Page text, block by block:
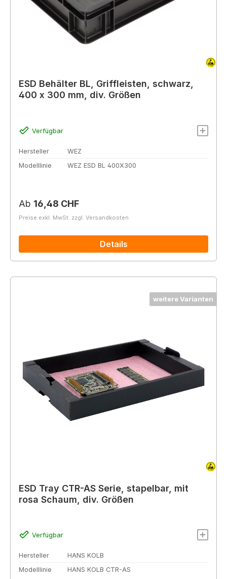
ESD Behälter BL, Griffleisten, schwarz,
400 x 300 mm, div. Größen
Verfügbar
Hersteller
WEZ
Modelllinie
WEZ ESD BL 400X300
Regulärer Preis:
Ab 16,48 CHF
Preise exkl. MwSt. zzgl. Versandkosten
Details
weitere Varianten
ESD Tray CTR-AS Serie, stapelbar, mit
rosa Schaum, div. Größen
Verfügbar
Hersteller
HANS KOLB
Modelllinie
HANS KOLB CTR-AS